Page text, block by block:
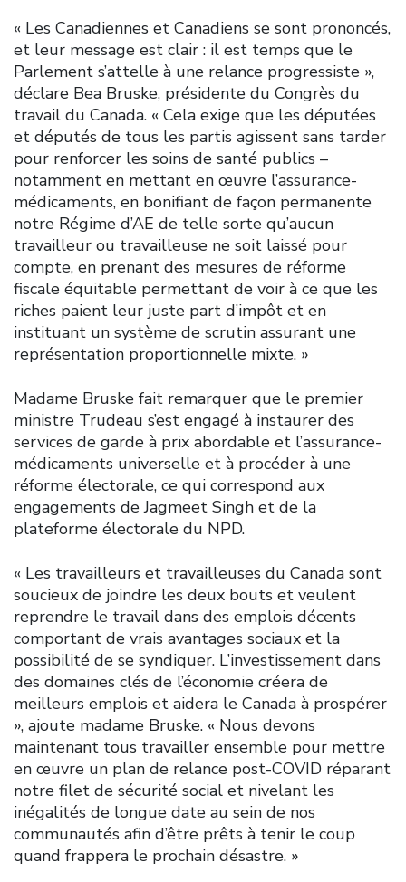
« Les Canadiennes et Canadiens se sont prononcés,
et leur message est clair : il est temps que le
Parlement s’attelle à une relance progressiste »,
déclare Bea Bruske, présidente du Congrès du
travail du Canada. « Cela exige que les députées
et députés de tous les partis agissent sans tarder
pour renforcer les soins de santé publics –
notamment en mettant en œuvre l’assurance-
médicaments, en bonifiant de façon permanente
notre Régime d’AE de telle sorte qu’aucun
travailleur ou travailleuse ne soit laissé pour
compte, en prenant des mesures de réforme
fiscale équitable permettant de voir à ce que les
riches paient leur juste part d’impôt et en
instituant un système de scrutin assurant une
représentation proportionnelle mixte. »
Madame Bruske fait remarquer que le premier
ministre Trudeau s’est engagé à instaurer des
services de garde à prix abordable et l’assurance-
médicaments universelle et à procéder à une
réforme électorale, ce qui correspond aux
engagements de Jagmeet Singh et de la
plateforme électorale du NPD.
« Les travailleurs et travailleuses du Canada sont
soucieux de joindre les deux bouts et veulent
reprendre le travail dans des emplois décents
comportant de vrais avantages sociaux et la
possibilité de se syndiquer. L’investissement dans
des domaines clés de l’économie créera de
meilleurs emplois et aidera le Canada à prospérer
», ajoute madame Bruske. « Nous devons
maintenant tous travailler ensemble pour mettre
en œuvre un plan de relance post-COVID réparant
notre filet de sécurité social et nivelant les
inégalités de longue date au sein de nos
communautés afin d’être prêts à tenir le coup
quand frappera le prochain désastre. »